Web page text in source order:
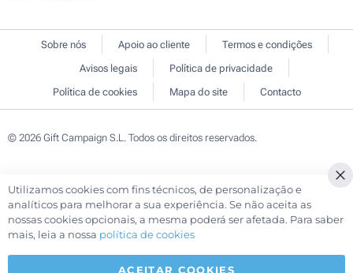
Sobre nós Apoio ao cliente
Termos e condições
Avisos legais
Política de privacidade
Política de cookies
Mapa do site Contacto
© 2026 Gift Campaign S.L. Todos os direitos reservados.
Utilizamos cookies com fins técnicos, de personalização e
analíticos para melhorar a sua experiência. Se não aceita as
nossas cookies opcionais, a mesma poderá ser afetada. Para saber
mais, leia a nossa política de cookies
ACEITAR COOKIES